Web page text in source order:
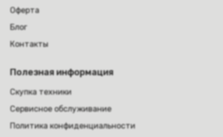
Оферта
Блог
Контакты
Полезная информация
Скупка техники
Сервисное обслуживание
Политика конфиденциальности